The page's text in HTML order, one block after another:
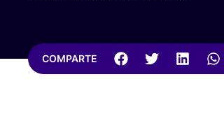
COMPARTE